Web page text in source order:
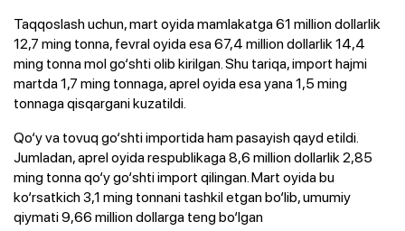
Taqqoslash uchun, mart oyida mamlakatga 61 million dollarlik
12,7 ming tonna, fevral oyida esa 67,4 million dollarlik 14,4
ming tonna mol go‘shti olib kirilgan. Shu tariqa, import hajmi
martda 1,7 ming tonnaga, aprel oyida esa yana 1,5 ming
tonnaga qisqargani kuzatildi.
Qo‘y va tovuq go‘shti importida ham pasayish qayd etildi.
Jumladan, aprel oyida respublikaga 8,6 million dollarlik 2,85
ming tonna qo‘y go‘shti import qilingan. Mart oyida bu
ko‘rsatkich 3,1 ming tonnani tashkil etgan bo‘lib, umumiy
qiymati 9,66 million dollarga teng bo‘lgan